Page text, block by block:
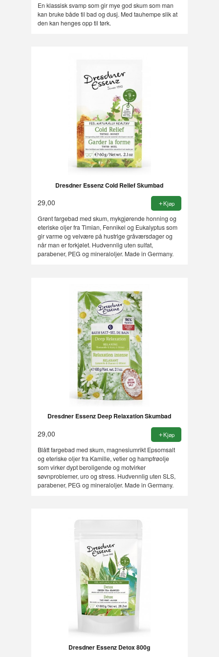
En klassisk svamp som gir mye god skum som man
kan bruke både til bad og dusj. Med tauhempe slik at
den kan henges opp til tørk.
Dresdner Essenz Cold Relief Skumbad
29,00 Kjøp
Grønt fargebad med skum, mykgjørende honning og
eteriske oljer fra Timian, Fennikel og Eukalyptus som
gir varme og velvære på hustrige gråværsdager og
når man er forkjølet. Hudvennlig uten sulfat,
parabener, PEG og mineraloljer. Made in Germany.
Dresdner Essenz Deep Relaxation Skumbad
29,00 Kjøp
Blått fargebad med skum, magnesiumrikt Epsomsalt
og eteriske oljer fra Kamille, vetier og hampfrøolje
som virker dypt beroligende og motvirker
søvnproblemer, uro og stress. Hudvennlig uten SLS,
parabener, PEG og mineraloljer. Made in Germany.
Dresdner Essenz Detox 800g